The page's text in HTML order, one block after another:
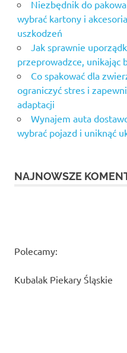
Niezbędnik do
wybrać kartony i
uszkodzeń
Jak sprawnie
przeprowadzce, unikając
Co spakować dla
ograniczyć stres i
adaptacji
Wynajem auta
wybrać pojazd i uniknąć
NAJNOWSZE
Polecamy:
Kubalak Piekary Śląskie